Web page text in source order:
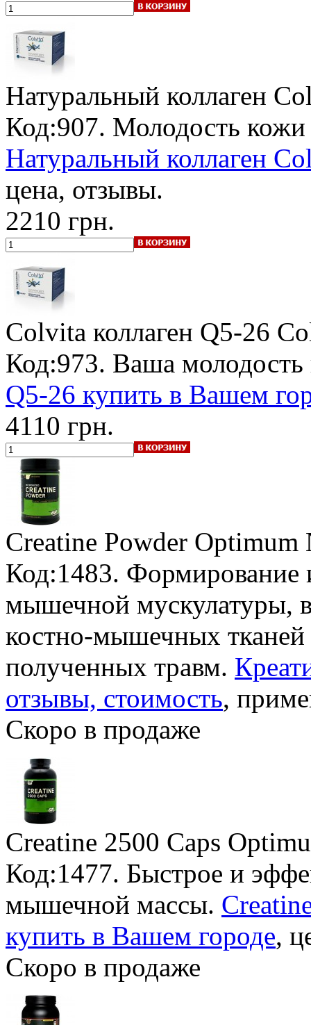
Натуральный коллаген
Код:907. Молодость кожи
Натуральный коллаген
цена, отзывы.
2210 грн.
Colvita коллаген Q5-26
Код:973. Ваша молодость
Q5-26 купить в Вашем
4110 грн.
Creatine Powder
Код:1483. Формирование
мышечной мускулатуры,
костно-мышечных тканей
полученных травм.
отзывы, стоимость,
Скоро в продаже
Creatine 2500 Caps
Код:1477. Быстрое и
мышечной массы.
купить в Вашем городе,
Скоро в продаже